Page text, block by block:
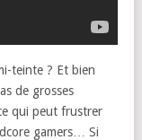
teinte ? Et bien
de grosses
qui peut frustrer
gamers… Si